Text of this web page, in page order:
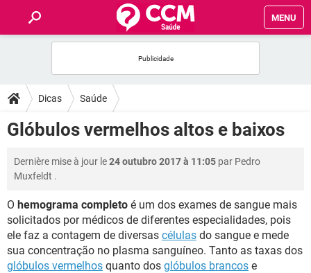
MENU
FORUMS
SAÚDE
FAMÍLIA
BEM-ESTAR
SEXUALIDADE
Dicas Saúde
Glóbulos vermelhos altos e baixos
Dernière mise à jour le24 outubro 2017 à 11:05 par Pedro
Muxfeldt .
O hemograma completo é um dos exames de sangue mais
solicitados por médicos de diferentes especialidades, pois
ele faz a contagem de diversas células do sangue e mede
sua concentração no plasma sanguíneo. Tanto as taxas dos
glóbulos vermelhos quanto dos glóbulos brancos e